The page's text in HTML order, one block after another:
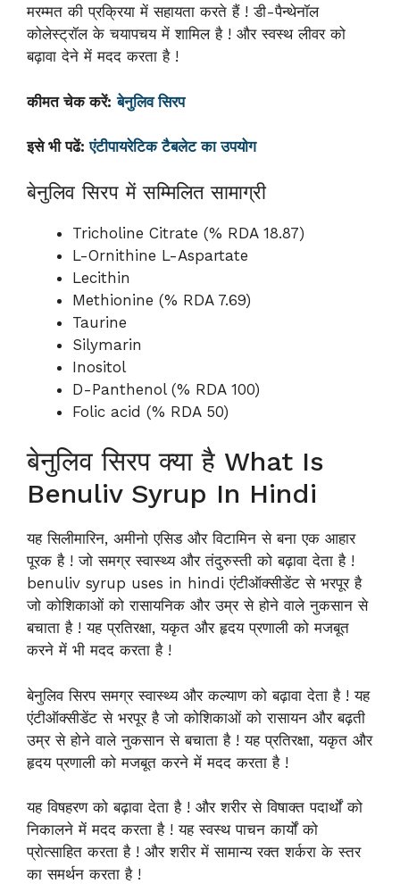
मरम्मत की प्रक्रिया में सहायता करते हैं ! डी-पैन्थेनॉल
कोलेस्ट्रॉल के चयापचय में शामिल है ! और स्वस्थ लीवर को
बढ़ावा देने में मदद करता है !
कीमत चेक करें: बेनुलिव सिरप
इसे भी पढें:एंटीपायरेटिक टैबलेट का उपयोग
बेनुलिव सिरप में सम्मिलित सामाग्री
Tricholine Citrate (% RDA 18.87)
L-Ornithine L-Aspartate
Lecithin
Methionine (% RDA 7.69)
Taurine
Silymarin
Inositol
D-Panthenol (% RDA 100)
Folic acid (% RDA 50)
बेनुलिव सिरप क्या है What Is
Benuliv Syrup In Hindi
यह सिलीमारिन, अमीनो एसिड और विटामिन से बना एक आहार
पूरक है ! जो समग्र स्वास्थ्य और तंदुरुस्ती को बढ़ावा देता है !
benuliv syrup uses in hindi एंटीऑक्सीडेंट से भरपूर है
जो कोशिकाओं को रासायनिक और उम्र से होने वाले नुकसान से
बचाता है ! यह प्रतिरक्षा, यकृत और हृदय प्रणाली को मजबूत
करने में भी मदद करता है !
बेनुलिव सिरप समग्र स्वास्थ्य और कल्याण को बढ़ावा देता है ! यह
एंटीऑक्सीडेंट से भरपूर है जो कोशिकाओं को रासायन और बढ़ती
उम्र से होने वाले नुकसान से बचाता है ! यह प्रतिरक्षा, यकृत और
हृदय प्रणाली को मजबूत करने में मदद करता है !
यह विषहरण को बढ़ावा देता है ! और शरीर से विषाक्त पदार्थों को
निकालने में मदद करता है ! यह स्वस्थ पाचन कार्यों को
प्रोत्साहित करता है ! और शरीर में सामान्य रक्त शर्करा के स्तर
का समर्थन करता है !